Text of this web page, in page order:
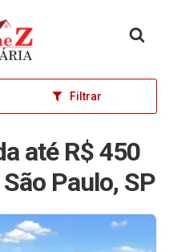
Filtrar
até R$ 450
Paulo, SP